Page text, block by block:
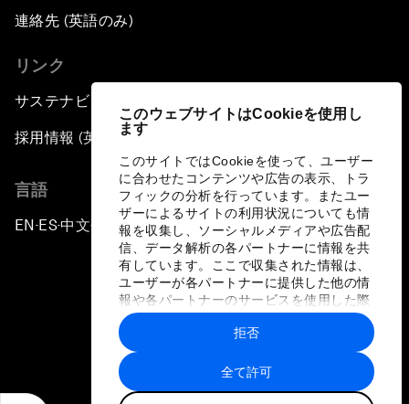
このウェブサイトはCookieを使用し
ます
このサイトではCookieを使って、ユーザー
に合わせたコンテンツや広告の表示、トラ
フィックの分析を行っています。またユー
ザーによるサイトの利用状況についても情
報を収集し、ソーシャルメディアや広告配
信、データ解析の各パートナーに情報を共
有しています。ここで収集された情報は、
ユーザーが各パートナーに提供した他の情
報や各パートナーのサービスを使用した際
に収集された情報と組み合わされ、各パー
トナーによって使用されることがありま
す。
全て許可
拒否
連絡先 (英語のみ)
リンク
サステナビリティへの取り組み
採用情報 (英語のみ)
言語
EN ▪ ES▪中文▪ 日本語
プライバシーポリシーと利用規約
サイトマップ